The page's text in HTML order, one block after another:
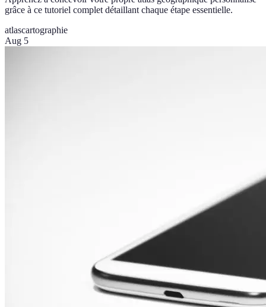
grâce à ce tutoriel complet détaillant chaque étape essentielle.
atlascartographie
Aug 5